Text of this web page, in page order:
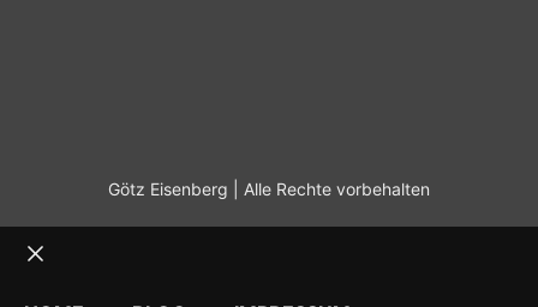
Götz Eisenberg | Alle Rechte vorbehalten